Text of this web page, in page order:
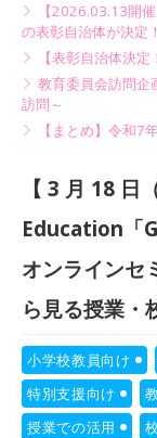
【2026.03.13開
の表彰自治体が決定
【表彰自治体決
教育委員会訪問
訪問～
【まとめ】令和7
【 3 月 18
Education「
オンライン
ら見る授業・
小学校教員向け
特別支援向け
授業での活用